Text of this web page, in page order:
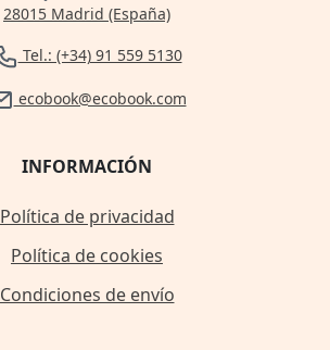
28015 Madrid (España)
Tel.: (+34) 91 559 5130
ecobook@ecobook.com
INFORMACIÓN
Política de privacidad
Política de cookies
Condiciones de envío